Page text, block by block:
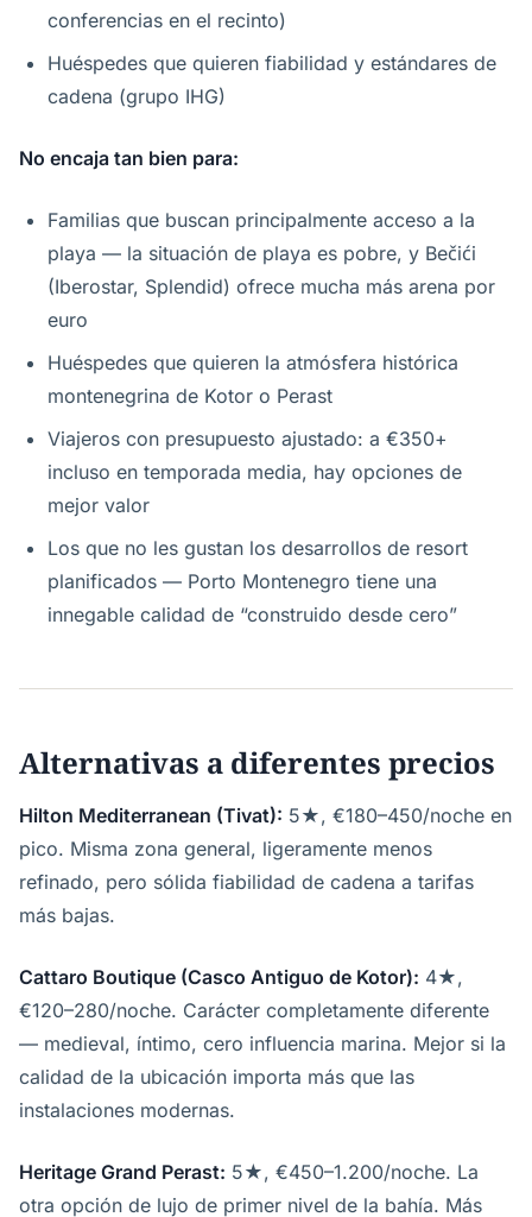
conferencias en el recinto)
Huéspedes que quieren fiabilidad y estándares de
cadena (grupo IHG)
No encaja tan bien para:
Familias que buscan principalmente acceso a la
playa — la situación de playa es pobre, y Bečići
(Iberostar, Splendid) ofrece mucha más arena por
euro
Huéspedes que quieren la atmósfera histórica
montenegrina de Kotor o Perast
Viajeros con presupuesto ajustado: a €350+
incluso en temporada media, hay opciones de
mejor valor
Los que no les gustan los desarrollos de resort
planificados — Porto Montenegro tiene una
innegable calidad de “construido desde cero”
Alternativas a diferentes precios
Hilton Mediterranean (Tivat): 5★, €180–450/noche en
pico. Misma zona general, ligeramente menos
refinado, pero sólida fiabilidad de cadena a tarifas
más bajas.
Cattaro Boutique (Casco Antiguo de Kotor): 4★,
€120–280/noche. Carácter completamente diferente
— medieval, íntimo, cero influencia marina. Mejor si la
calidad de la ubicación importa más que las
instalaciones modernas.
Heritage Grand Perast: 5★, €450–1.200/noche. La
otra opción de lujo de primer nivel de la bahía. Más